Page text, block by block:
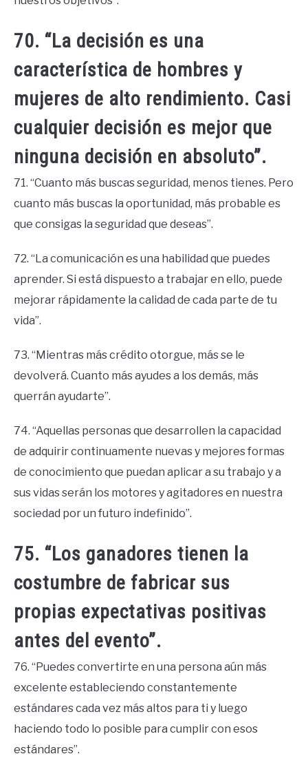
70. “La decisión es una
característica de hombres y
mujeres de alto rendimiento. Casi
cualquier decisión es mejor que
ninguna decisión en absoluto”.
71. “Cuanto más buscas seguridad, menos tienes. Pero
cuanto más buscas la oportunidad, más probable es
que consigas la seguridad que deseas”.
72. “La comunicación es una habilidad que puedes
aprender. Si está dispuesto a trabajar en ello, puede
mejorar rápidamente la calidad de cada parte de tu
vida”.
73. “Mientras más crédito otorgue, más se le
devolverá. Cuanto más ayudes a los demás, más
querrán ayudarte”.
74. “Aquellas personas que desarrollen la capacidad
de adquirir continuamente nuevas y mejores formas
de conocimiento que puedan aplicar a su trabajo y a
sus vidas serán los motores y agitadores en nuestra
sociedad por un futuro indefinido”.
75. “Los ganadores tienen la
costumbre de fabricar sus
propias expectativas positivas
antes del evento”.
76. “Puedes convertirte en una persona aún más
excelente estableciendo constantemente
estándares cada vez más altos para ti y luego
haciendo todo lo posible para cumplir con esos
estándares”.